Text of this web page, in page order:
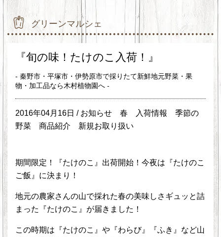
グリーンマルシェ
『旬の味！たけのこ入荷！』
- 秦野市・平塚市・伊勢原市で採りたて新鮮地元野菜・果
物・加工品なら木村植物園へ -
2016年04月16日 / お知らせ 春 入荷情報
季節の
野菜
商品紹介 新規お取り扱い
期間限定！『たけのこ』出荷開始！今夜は『たけのこ
ご飯』に決まり！
地元の農家さんの山で採れた春の美味しさギュッと詰
まった『たけのこ』が届きました！
この時期は『たけのこ』や『わらび』『ふき』など山